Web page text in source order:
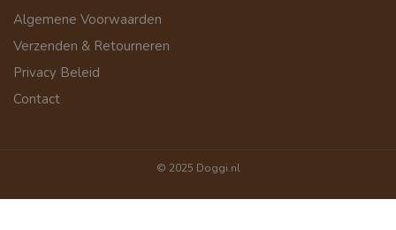
Algemene Voorwaarden
Verzenden & Retourneren
Privacy Beleid
Contact
© 2025 Doggi.nl